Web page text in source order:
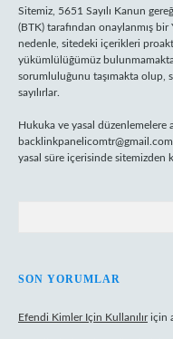
Sitemiz, 5651 Sayılı Kanun
(BTK) tarafından onaylanmış bir
nedenle, sitedeki içerikleri
yükümlülüğümüz
sorumluluğunu taşımakta olup,
sayılırlar.
Hukuka ve yasal düzenlemelere
backlinkpanelicomtr@gmail.com
yasal süre içerisinde sitemizden
SON YORUMLAR
Efendi Kimler Için Kullanılıriçin